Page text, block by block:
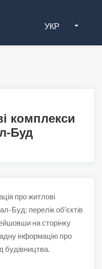
УКР
комплекси
Буд
про житлові
Буд: перелік об'єктів
на сторінку
інформацію про
будівництва.